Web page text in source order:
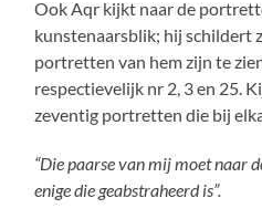
Ook Aqr kijkt naar de
kunstenaarsblik; hij schildert
portretten van hem zijn te
respectievelijk nr 2, 3 en 25.
zeventig portretten die bij
“Die paarse van mij moet naar
enige die geabstraheerd is”.